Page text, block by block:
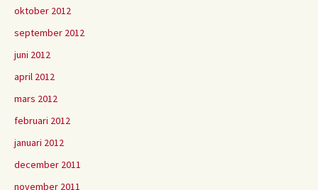
oktober 2012
september 2012
juni 2012
april 2012
mars 2012
februari 2012
januari 2012
december 2011
november 2011